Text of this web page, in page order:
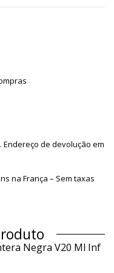
de devolução em
na França – Sem taxas
Negra V20 Ml Inf